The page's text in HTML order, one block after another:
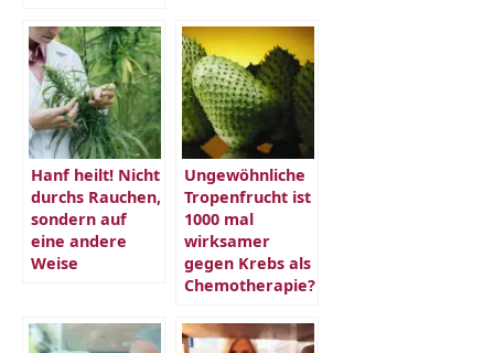
Hanf heilt! Nicht
durchs Rauchen,
sondern auf
eine andere
Weise
Ungewöhnliche
Tropenfrucht ist
1000 mal
wirksamer
gegen Krebs als
Chemotherapie?